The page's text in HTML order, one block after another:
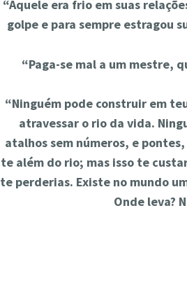
“Aquele era frio em suas
golpe e para sempre estragou
“Paga-se mal a um mestre,
“Ninguém pode construir em
atravessar o rio da vida.
atalhos sem números, e
te além do rio; mas isso te
te perderias. Existe no mundo
Onde leva?